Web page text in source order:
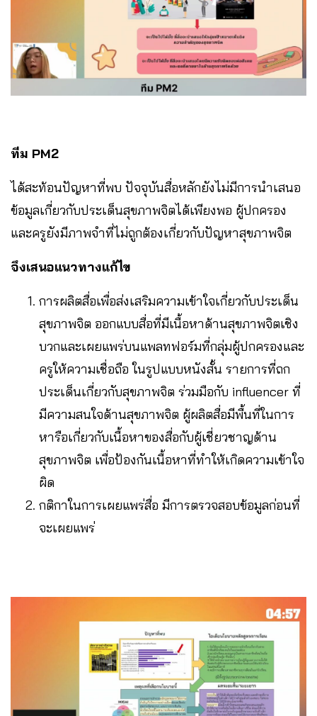
ทีม PM2
ได้สะท้อนปัญหาที่พบ ปัจจุบันสื่อหลักยังไม่มีการนำเสนอ
ข้อมูลเกี่ยวกับประเด็นสุขภาพจิตได้เพียงพอ ผู้ปกครอง
และครูยังมีภาพจำที่ไม่ถูกต้องเกี่ยวกับปัญหาสุขภาพจิต
จึงเสนอแนวทางแก้ไข
การผลิตสื่อเพื่อส่งเสริมความเข้าใจเกี่ยวกับประเด็น
สุขภาพจิต ออกแบบสื่อที่มีเนื้อหาด้านสุขภาพจิตเชิง
บวกและเผยแพร่บนแพลทฟอร์มที่กลุ่มผู้ปกครองและ
ครูให้ความเชื่อถือ ในรูปแบบหนังสั้น รายการที่ถก
ประเด็นเกี่ยวกับสุขภาพจิต ร่วมมือกับ influencer ที่
มีความสนใจด้านสุขภาพจิต ผู้ผลิตสื่อมีพื้นที่ในการ
หารือเกี่ยวกับเนื้อหาของสื่อกับผู้เชี่ยวชาญด้าน
สุขภาพจิต เพื่อป้องกันเนื้อหาที่ทำให้เกิดความเข้าใจ
ผิด
กติกาในการเผยแพร่สื่อ มีการตรวจสอบข้อมูลก่อนที่
จะเผยแพร่